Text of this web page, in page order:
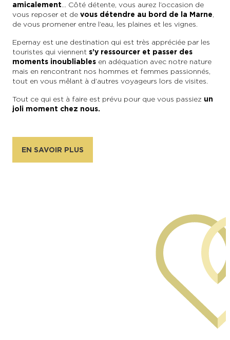
amicalement... Côté détente, vous aurez l’occasion de
vous reposer et de vous détendre au bord de la Marne,
de vous promener entre l’eau, les plaines et les vignes.
Epernay est une destination qui est très appréciée par les
touristes qui viennent s’y ressourcer et passer des
moments inoubliables en adéquation avec notre nature
mais en rencontrant nos hommes et femmes passionnés,
tout en vous mêlant à d’autres voyageurs lors de visites.
Tout ce qui est à faire est prévu pour que vous passiez un
joli moment chez nous.
EN SAVOIR PLUS